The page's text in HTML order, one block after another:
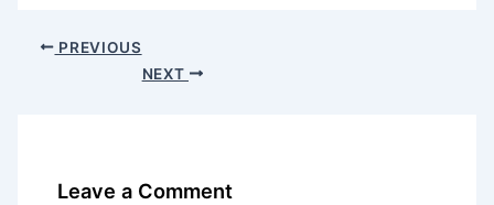
PREVIOUS
NEXT
Leave a Comment